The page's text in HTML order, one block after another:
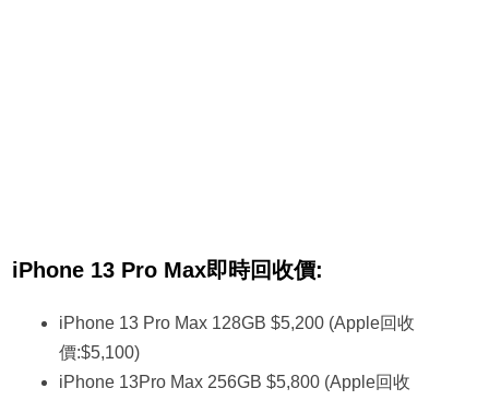
iPhone 13 Pro Max即時回收價:
iPhone 13 Pro Max 128GB $5,200 (Apple回收
價:$5,100)
iPhone 13Pro Max 256GB $5,800 (Apple回收